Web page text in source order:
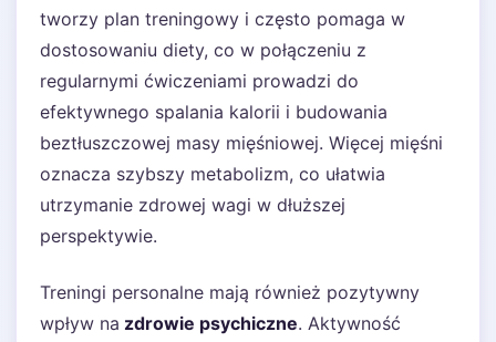
tworzy plan treningowy i często pomaga w
dostosowaniu diety, co w połączeniu z
regularnymi ćwiczeniami prowadzi do
efektywnego spalania kalorii i budowania
beztłuszczowej masy mięśniowej. Więcej mięśni
oznacza szybszy metabolizm, co ułatwia
utrzymanie zdrowej wagi w dłuższej
perspektywie.
Treningi personalne mają również pozytywny
wpływ na zdrowie psychiczne. Aktywność